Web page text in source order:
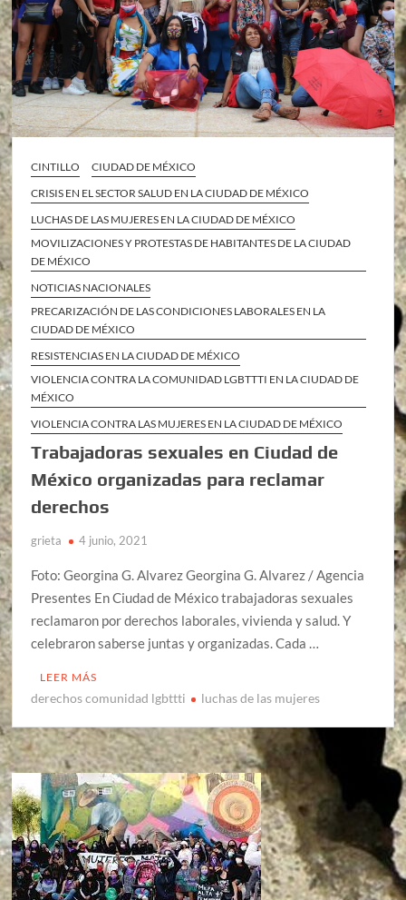
CINTILLO
CIUDAD DE MÉXICO
CRISIS EN EL SECTOR SALUD EN LA CIUDAD DE MÉXICO
LUCHAS DE LAS MUJERES EN LA CIUDAD DE MÉXICO
MOVILIZACIONES Y PROTESTAS DE HABITANTES DE LA CIUDAD
DE MÉXICO
NOTICIAS NACIONALES
PRECARIZACIÓN DE LAS CONDICIONES LABORALES EN LA
CIUDAD DE MÉXICO
RESISTENCIAS EN LA CIUDAD DE MÉXICO
VIOLENCIA CONTRA LA COMUNIDAD LGBTTTI EN LA CIUDAD DE
MÉXICO
VIOLENCIA CONTRA LAS MUJERES EN LA CIUDAD DE MÉXICO
Trabajadoras sexuales en Ciudad de
México organizadas para reclamar
derechos
grieta 4 junio, 2021
Foto: Georgina G. Alvarez Georgina G. Alvarez / Agencia
Presentes En Ciudad de México trabajadoras sexuales
reclamaron por derechos laborales, vivienda y salud. Y
celebraron saberse juntas y organizadas. Cada …
LEER MÁS
derechos comunidad lgbttti luchas de las mujeres